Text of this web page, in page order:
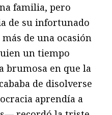
familia, pero
de su infortunado
de una ocasión
un tiempo
brumosa en que la
de disolverse
aprendía a